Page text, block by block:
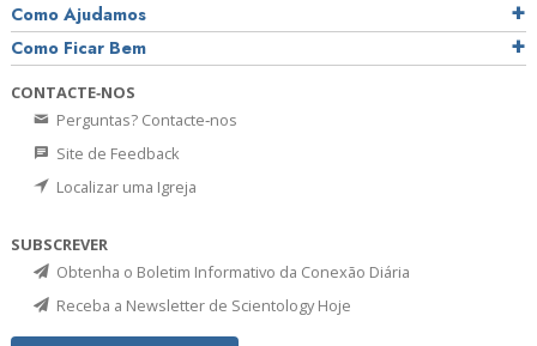
Como Ajudamos
Como Ficar Bem
CONTACTE‑NOS
Perguntas? Contacte‑nos
Site de Feedback
Localizar uma Igreja
SUBSCREVER
Obtenha o Boletim Informativo da Conexão Diária
Receba a Newsletter de Scientology Hoje